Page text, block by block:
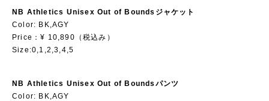
NB Athletics Unisex Out of Boundsジャケット
Color: BK,AGY
Price：¥ 10,890（税込み）
Size:0,1,2,3,4,5
NB Athletics Unisex Out of Boundsパンツ
Color: BK,AGY